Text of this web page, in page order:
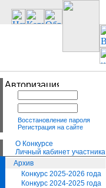
Восстановление пароля
Регистрация на сайте
О Конкурсе
Личный кабинет участника
Архив
Конкурс 2025-2026 года
Конкурс 2024-2025 года